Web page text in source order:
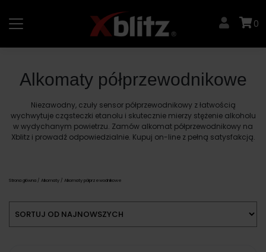
content
0
Alkomaty półprzewodnikowe
Niezawodny, czuły sensor półprzewodnikowy z łatwością
wychwytuje cząsteczki etanolu i skutecznie mierzy stężenie alkoholu
w wydychanym powietrzu. Zamów alkomat półprzewodnikowy na
Xblitz i prowadź odpowiedzialnie. Kupuj on-line z pełną satysfakcją.
Strona główna / Alkomaty / Alkomaty półprzewodnikowe